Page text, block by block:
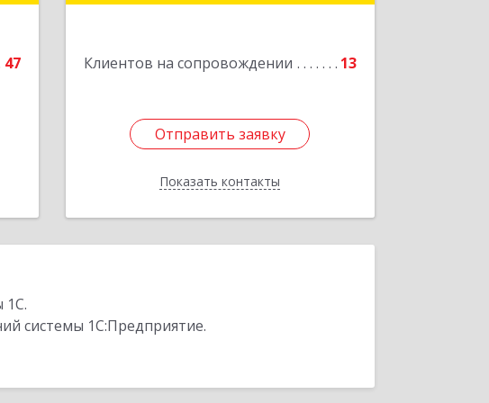
47 Клиентов на сопровождении 13
Отправить заявку
Показать контакты
Подробнее
Отправить заявку
Назад
1С.
системы 1С:Предприятие.